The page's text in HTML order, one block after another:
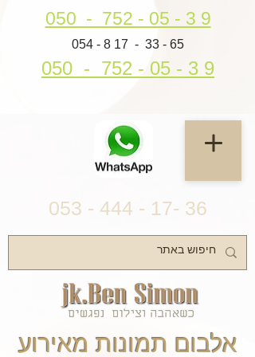
054 - 8 17 - 33 - 65
053 - 444 - 17- 36
050 - 752 - 05 - 3 9
050 - 752 - 05 - 3 9
אלבום תמונות מאירוע